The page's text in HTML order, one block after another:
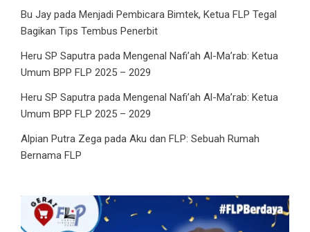
Bu Jay pada Menjadi Pembicara Bimtek, Ketua FLP Tegal
Bagikan Tips Tembus Penerbit
Heru SP Saputra pada Mengenal Nafi’ah Al-Ma’rab: Ketua
Umum BPP FLP 2025 – 2029
Heru SP Saputra pada Mengenal Nafi’ah Al-Ma’rab: Ketua
Umum BPP FLP 2025 – 2029
Alpian Putra Zega pada Aku dan FLP: Sebuah Rumah
Bernama FLP